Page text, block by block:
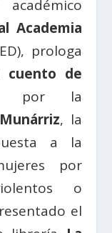
académico
Academia
prologa
cuento de
por la
, la
a la
por
o
el